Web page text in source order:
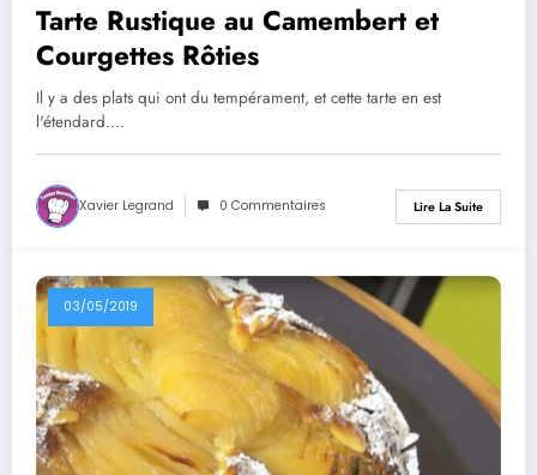
Tarte Rustique au Camembert et
Courgettes Rôties
Il y a des plats qui ont du tempérament, et cette tarte en est
l'étendard.…
Xavier Legrand 0 Commentaires Lire La Suite
03/05/2019